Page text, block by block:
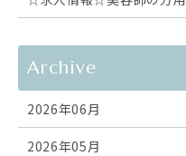
Archive
2026年06月
2026年05月